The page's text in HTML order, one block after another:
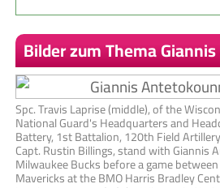
Bilder zum Thema
Spc. Travis Laprise (middle), of the
National Guard's Headquarters and
Battery, 1st Battalion, 120th Field
Capt. Rustin Billings, stand with Giannis
Milwaukee Bucks before a game
Mavericks at the BMO Harris Bradley